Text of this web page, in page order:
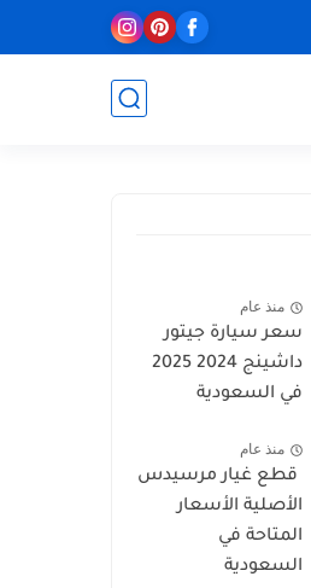
منذ عام
سعر سيارة جيتور
داشينج 2024 2025
في السعودية
منذ عام
قطع غيار مرسيدس
الأصلية الأسعار
المتاحة في
السعودية